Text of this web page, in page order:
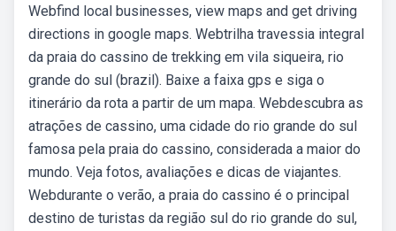
Webfind local businesses, view maps and get driving
directions in google maps. Webtrilha travessia integral
da praia do cassino de trekking em vila siqueira, rio
grande do sul (brazil). Baixe a faixa gps e siga o
itinerário da rota a partir de um mapa. Webdescubra as
atrações de cassino, uma cidade do rio grande do sul
famosa pela praia do cassino, considerada a maior do
mundo. Veja fotos, avaliações e dicas de viajantes.
Webdurante o verão, a praia do cassino é o principal
destino de turistas da região sul do rio grande do sul,